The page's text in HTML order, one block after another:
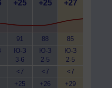
+25
91
Ю-З
3-6
<7
+25
+25
88
Ю-З
2-5
<7
+26
+27
85
Ю-З
2-5
<7
+29